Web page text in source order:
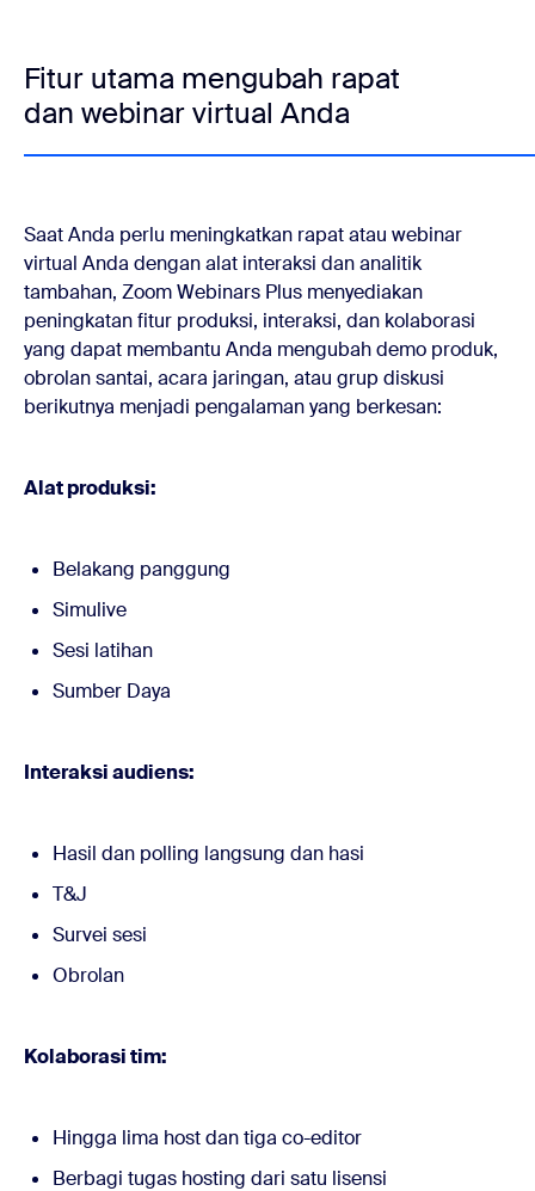
Fitur utama mengubah rapat
dan webinar virtual Anda
Saat Anda perlu meningkatkan rapat atau webinar
virtual Anda dengan alat interaksi dan analitik
tambahan, Zoom Webinars Plus menyediakan
peningkatan fitur produksi, interaksi, dan kolaborasi
yang dapat membantu Anda mengubah demo produk,
obrolan santai, acara jaringan, atau grup diskusi
berikutnya menjadi pengalaman yang berkesan:
Alat produksi:
Belakang panggung
Simulive
Sesi latihan
Sumber Daya
Interaksi audiens:
Hasil dan polling langsung dan hasi
T&J
Survei sesi
Obrolan
Kolaborasi tim:
Hingga lima host dan tiga co-editor
Berbagi tugas hosting dari satu lisensi